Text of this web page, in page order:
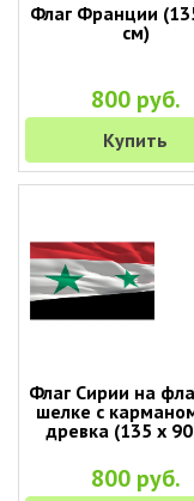
Флаг Франции
см)
800 руб.
Купить
Флаг Сирии на
шелке с
древка (135 х
800 руб.